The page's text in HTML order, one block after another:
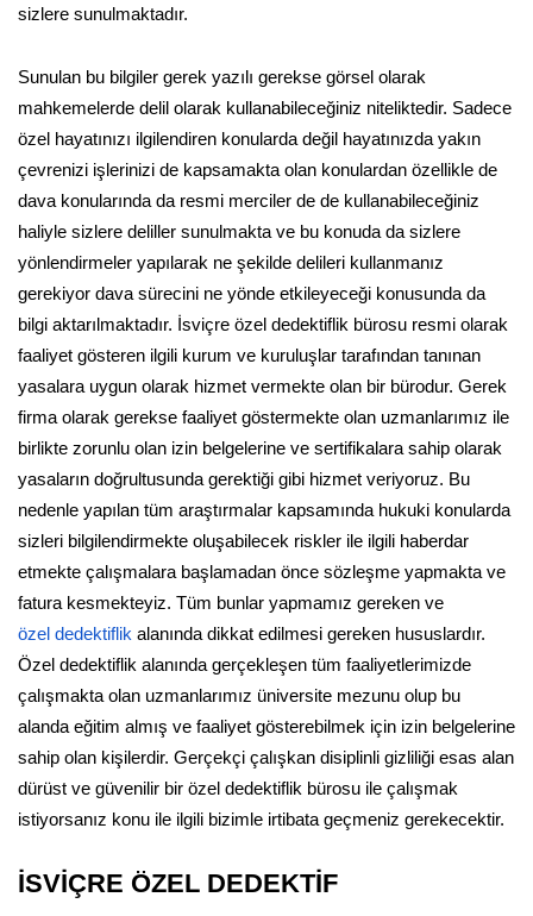
sizlere sunulmaktadır.
Sunulan bu bilgiler gerek yazılı gerekse görsel olarak
mahkemelerde delil olarak kullanabileceğiniz niteliktedir. Sadece
özel hayatınızı ilgilendiren konularda değil hayatınızda yakın
çevrenizi işlerinizi de kapsamakta olan konulardan özellikle de
dava konularında da resmi merciler de de kullanabileceğiniz
haliyle sizlere deliller sunulmakta ve bu konuda da sizlere
yönlendirmeler yapılarak ne şekilde delileri kullanmanız
gerekiyor dava sürecini ne yönde etkileyeceği konusunda da
bilgi aktarılmaktadır. İsviçre özel dedektiflik bürosu resmi olarak
faaliyet gösteren ilgili kurum ve kuruluşlar tarafından tanınan
yasalara uygun olarak hizmet vermekte olan bir bürodur. Gerek
firma olarak gerekse faaliyet göstermekte olan uzmanlarımız ile
birlikte zorunlu olan izin belgelerine ve sertifikalara sahip olarak
yasaların doğrultusunda gerektiği gibi hizmet veriyoruz. Bu
nedenle yapılan tüm araştırmalar kapsamında hukuki konularda
sizleri bilgilendirmekte oluşabilecek riskler ile ilgili haberdar
etmekte çalışmalara başlamadan önce sözleşme yapmakta ve
fatura kesmekteyiz. Tüm bunlar yapmamız gereken ve
özel dedektiflik alanında dikkat edilmesi gereken hususlardır.
Özel dedektiflik alanında gerçekleşen tüm faaliyetlerimizde
çalışmakta olan uzmanlarımız üniversite mezunu olup bu
alanda eğitim almış ve faaliyet gösterebilmek için izin belgelerine
sahip olan kişilerdir. Gerçekçi çalışkan disiplinli gizliliği esas alan
dürüst ve güvenilir bir özel dedektiflik bürosu ile çalışmak
istiyorsanız konu ile ilgili bizimle irtibata geçmeniz gerekecektir.
İSVİÇRE ÖZEL DEDEKTİF